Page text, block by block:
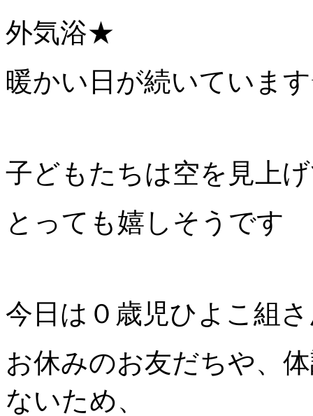
外気浴★
暖かい日が続いていま
子どもたちは空を見上
とっても嬉しそうです
今日は０歳児ひよこ組
お休みのお友だちや、
ないため、